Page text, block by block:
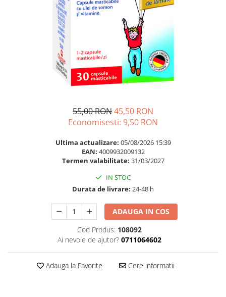
Probiotice si prebiotice
Sanatate urinara
Slabire si control greutate
Somn stres si anxietate
Supliment Calciu
Supliment Complexe
Supliment Magneziu
Supliment Vitamina B
Supliment Vitamina C
Supliment Vitamina D3
Supliment Vitamina E
Supliment Zinc
Balsam masca si tratament
Produse cu SPF Pentru Fata
Repelenti insecte
55,00 RON45,50 RON
Economisesti: 9,50 RON
Ultima actualizare: 05/08/2026 15:39
EAN: 4009932009132
Termen valabilitate: 31/03/2027
IN STOC
Durata de livrare: 24-48 h
ADAUGA IN COS
Cod Produs: 108092
Ai nevoie de ajutor? 0711064602
Adauga la Favorite Cere informatii